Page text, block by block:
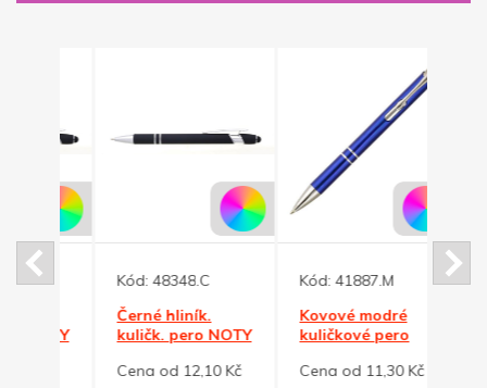
Kód:48348.C
Černé hliník.
kuličk. pero NOTY
Cena od 12,10 Kč
Kód:41887.M
Kovové modré
kuličkové pero
Cena od 11,30 Kč
Kód: